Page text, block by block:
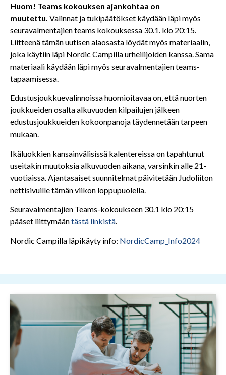
Huom! Teams kokouksen ajankohtaa on
muutettu. Valinnat ja tukipäätökset käydään läpi myös
seuravalmentajien teams kokouksessa 30.1. klo 20:15.
Liitteenä tämän uutisen alaosasta löydät myös materiaalin,
joka käytiin läpi Nordic Campilla urheilijoiden kanssa. Sama
materiaali käydään läpi myös seuravalmentajien teams-
tapaamisessa.
Edustusjoukkuevalinnoissa huomioitavaa on, että nuorten
joukkueiden osalta alkuvuoden kilpailujen jälkeen
edustusjoukkueiden kokoonpanoja täydennetään tarpeen
mukaan.
Ikäluokkien kansainvälisissä kalentereissa on tapahtunut
useitakin muutoksia alkuvuoden aikana, varsinkin alle 21-
vuotiaissa. Ajantasaiset suunnitelmat päivitetään Judoliiton
nettisivuille tämän viikon loppupuolella.
Seuravalmentajien Teams-kokoukseen 30.1 klo 20:15
pääset liittymääntästä linkistä.
Nordic Campilla läpikäyty info: NordicCamp_Info2024